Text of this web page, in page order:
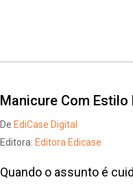
Manicure Com
De EdiCase Digital
Editora: Editora Edicase
Quando o assunto é